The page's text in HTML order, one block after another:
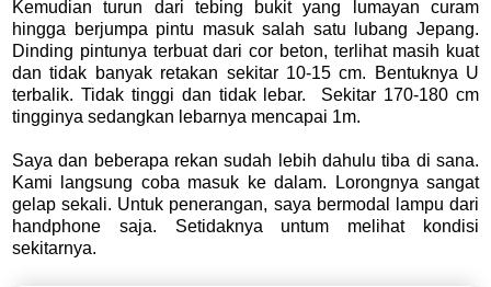
Kemudian turun dari tebing bukit yang lumayan curam
hingga berjumpa pintu masuk salah satu lubang Jepang.
Dinding pintunya terbuat dari cor beton, terlihat masih kuat
dan tidak banyak retakan sekitar 10-15 cm. Bentuknya U
terbalik. Tidak tinggi dan tidak lebar. Sekitar 170-180 cm
tingginya sedangkan lebarnya mencapai 1m.
Saya dan beberapa rekan sudah lebih dahulu tiba di sana.
Kami langsung coba masuk ke dalam. Lorongnya sangat
gelap sekali. Untuk penerangan, saya bermodal lampu dari
handphone saja. Setidaknya untum melihat kondisi
sekitarnya.